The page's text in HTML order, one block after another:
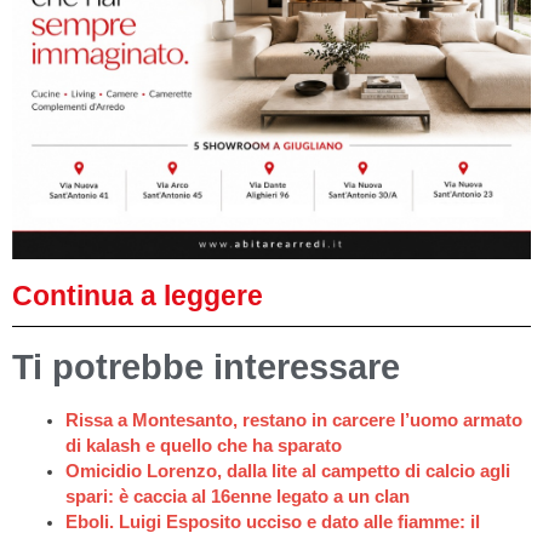
Continua a leggere
Ti potrebbe interessare
Rissa a Montesanto, restano in carcere l’uomo armato
di kalash e quello che ha sparato
Omicidio Lorenzo, dalla lite al campetto di calcio agli
spari: è caccia al 16enne legato a un clan
Eboli. Luigi Esposito ucciso e dato alle fiamme: il